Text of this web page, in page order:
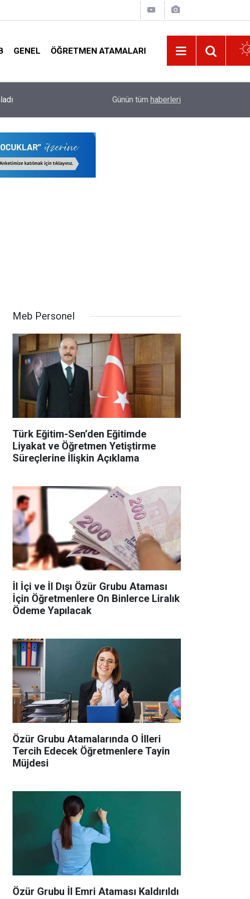
GENEL ÖĞRETMEN ATAMALARI
Kayıt Parası İsteyen Okul Müdürlerini Şikayet
Günün tüm haberleri
Meb Personel
Türk Eğitim-Sen’den Eğitimde
Liyakat ve Öğretmen Yetiştirme
Süreçlerine İlişkin Açıklama
İl İçi ve İl Dışı Özür Grubu Ataması
İçin Öğretmenlere On Binlerce Liralık
Ödeme Yapılacak
Özür Grubu Atamalarında O İlleri
Tercih Edecek Öğretmenlere Tayin
Müjdesi
Özür Grubu İl Emri Ataması Kaldırıldı